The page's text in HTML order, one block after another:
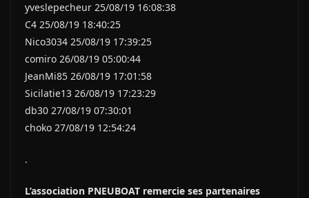
yveslepecheur 25/08/19 16:08:38
C4 25/08/19 18:40:25
Nico3034 25/08/19 17:39:25
comiro 26/08/19 05:00:44
JeanMi85 26/08/19 17:01:58
Sicilatie13 26/08/19 17:23:29
db30 27/08/19 07:30:01
choko 27/08/19 12:54:24
.
L’association PNEUBOAT remercie ses partenaires